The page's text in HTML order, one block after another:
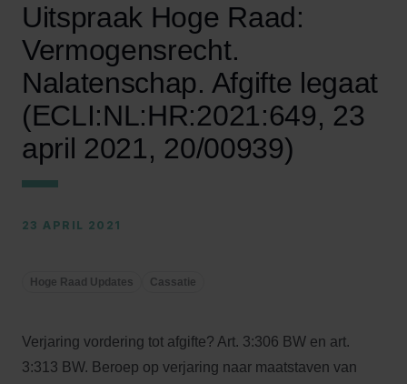
Uitspraak Hoge Raad:
Vermogensrecht.
Nalatenschap. Afgifte legaat
(ECLI:NL:HR:2021:649, 23
april 2021, 20/00939)
23 APRIL 2021
Hoge Raad Updates Cassatie
Verjaring vordering tot afgifte? Art. 3:306 BW en art.
3:313 BW. Beroep op verjaring naar maatstaven van